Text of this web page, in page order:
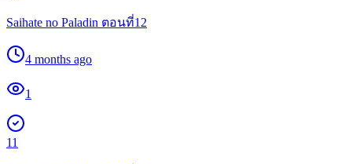
Saihate no Paladin ตอนที่12
4 months ago
1
11